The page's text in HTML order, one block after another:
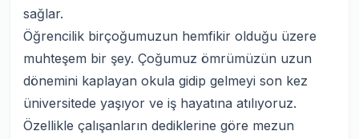
sağlar.
Öğrencilik birçoğumuzun hemfikir olduğu üzere
muhteşem bir şey. Çoğumuz ömrümüzün uzun
dönemini kaplayan okula gidip gelmeyi son kez
üniversitede yaşıyor ve iş hayatına atılıyoruz.
Özellikle çalışanların dediklerine göre mezun